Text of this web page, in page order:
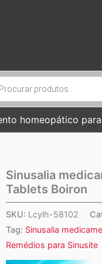
homeopático
Sinusalia
Tablets Boiron
SKU: Lcylh-58102
Tag: Sinusalia
Remédios para Sinusite